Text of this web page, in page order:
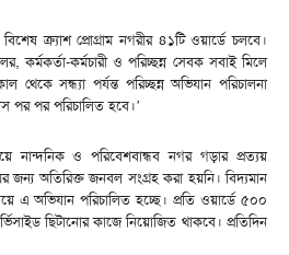
ক্র্যাশ প্রোগ্রাম নগরীর ৪১টি ওয়ার্ডে চলবে।
কর্মকর্তা-কর্মচারী ও পরিচ্ছন্ন সেবক সবাই মিলে
থেকে সন্ধ্যা পর্যন্ত পরিচ্ছন্ন অভিযান পরিচালনা
পর পর পরিচালিত হবে।’
নান্দনিক ও পরিবেশবান্ধব নগর গড়ার প্রত্যয়
জন্য অতিরিক্ত জনবল সংগ্রহ করা হয়নি। বিদ্যমান
এ অভিযান পরিচালিত হচ্ছে। প্রতি ওয়ার্ডে ৫০০
ছিটানোর কাজে নিয়োজিত থাকবে। প্রতিদিন